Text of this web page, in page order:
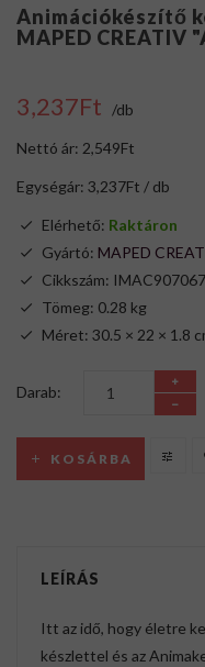
Animációkészítő
MAPED CREATIV
3,237Ft /db
Nettó ár: 2,549Ft
Egységár: 3,237Ft / db
Elérhető: Raktáron
Gyártó: MAPED
Cikkszám: IMAC907067
Tömeg: 0.28 kg
Méret: 30.5 × 22 × 1.8
Darab:
KOSÁRBA
LEÍRÁS
Itt az idő, hogy életre
készlettel és az